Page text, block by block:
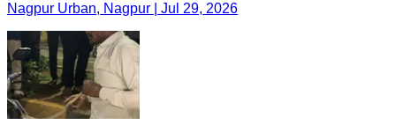
Nagpur Urban, Nagpur | Jul 29, 2026